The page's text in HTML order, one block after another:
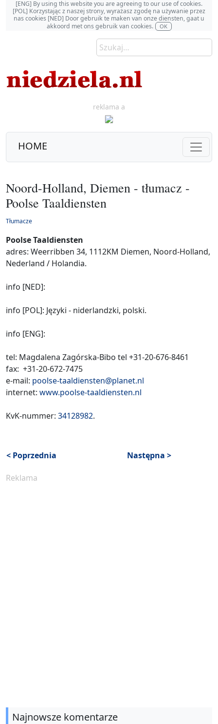
[ENG] By using this website you are agreeing to our use of cookies.
[POL] Korzystając z naszej strony, wyrażasz zgodę na używanie przez
nas cookies [NED] Door gebruik te maken van onze diensten, gaat u
akkoord met ons gebruik van cookies.
OK
reklama a
HOME
Noord-Holland, Diemen - tłumacz -
Poolse Taaldiensten
Tłumacze
Poolse Taaldiensten
adres: Weerribben 34, 1112KM Diemen, Noord-Holland,
Nederland / Holandia.
info [NED]:
info [POL]: Języki - niderlandzki, polski.
info [ENG]:
tel: Magdalena Zagórska-Bibo tel +31-20-676-8461
fax: +31-20-672-7475
e-mail: poolse-taaldiensten@planet.nl
internet: www.poolse-taaldiensten.nl
KvK-nummer: 34128982.
< Poprzednia Następna >
Reklama
Najnowsze komentarze